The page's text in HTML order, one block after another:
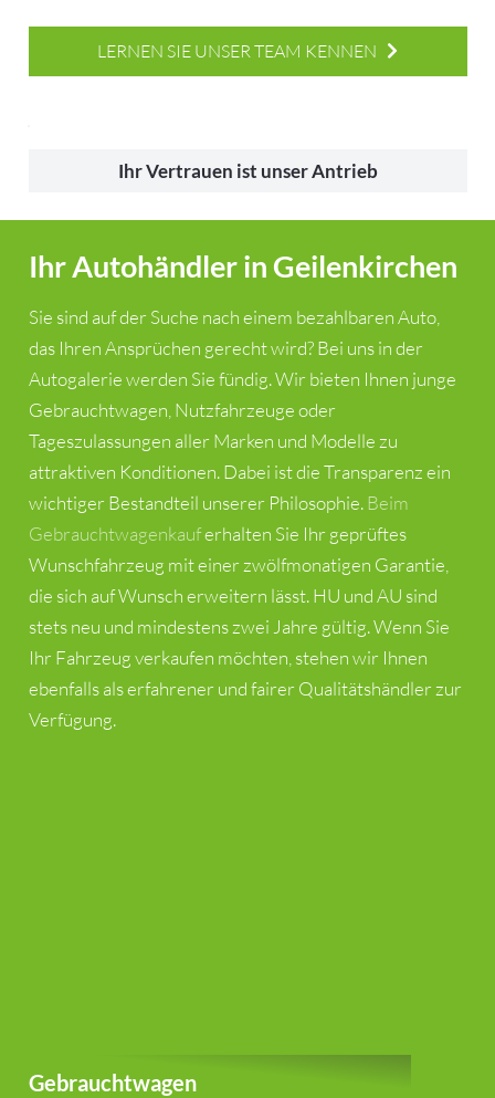
LERNEN SIE UNSER TEAM KENNEN
Ihr Vertrauen ist unser Antrieb
Ihr Autohändler in Geilenkirchen
Sie sind auf der Suche nach einem bezahlbaren Auto,
das Ihren Ansprüchen gerecht wird? Bei uns in der
Autogalerie werden Sie fündig. Wir bieten Ihnen junge
Gebrauchtwagen, Nutzfahrzeuge oder
Tageszulassungen aller Marken und Modelle zu
attraktiven Konditionen. Dabei ist die Transparenz ein
wichtiger Bestandteil unserer Philosophie.Beim
Gebrauchtwagenkauferhalten Sie Ihr geprüftes
Wunschfahrzeug mit einer zwölfmonatigen Garantie,
die sich auf Wunsch erweitern lässt. HU und AU sind
stets neu und mindestens zwei Jahre gültig. Wenn Sie
Ihr Fahrzeug verkaufen möchten, stehen wir Ihnen
ebenfalls als erfahrener und fairer Qualitätshändler zur
Verfügung.
Gebrauchtwagen